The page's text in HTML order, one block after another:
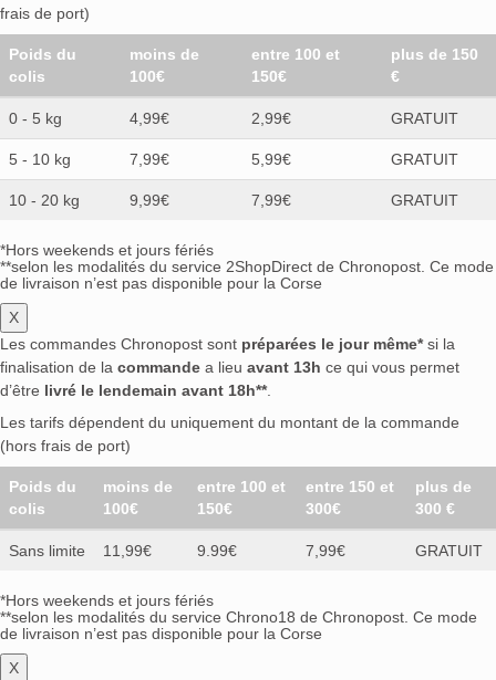
frais de port)
Poids du
colis
moins de
100€
entre 100 et
150€
plus de 150
€
0 - 5 kg 4,99€ 2,99€ GRATUIT
5 - 10 kg 7,99€ 5,99€ GRATUIT
10 - 20 kg 9,99€ 7,99€ GRATUIT
*Hors weekends et jours fériés
**selon les modalités du service 2ShopDirect de Chronopost. Ce mode
de livraison n’est pas disponible pour la Corse
X
Les commandes Chronopost sont préparées le jour même*si la
finalisation de la commande a lieu avant 13h ce qui vous permet
d’être livré le lendemain avant 18h**.
Les tarifs dépendent du uniquement du montant de la commande
(hors frais de port)
Poids du
colis
moins de
100€
entre 100 et
150€
entre 150 et
300€
plus de
300 €
Sans limite 11,99€ 9.99€ 7,99€ GRATUIT
*Hors weekends et jours fériés
**selon les modalités du service Chrono18 de Chronopost. Ce mode
de livraison n’est pas disponible pour la Corse
X